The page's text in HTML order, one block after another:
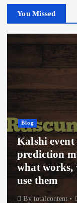
You Missed
Blog
Kalshi event
prediction
what works,
use them
Bytotalcontent